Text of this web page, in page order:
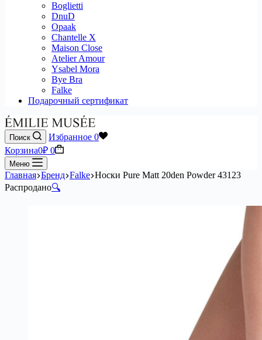
Boglietti
DnuD
Opaak
Chantelle X
Maison Close
Atelier Amour
Ysabel Mora
Bye Bra
Falke
Подарочный сертификат
Поиск Избранное 0
Корзина0₽ 0
Меню
Главная Бренд Falke Носки Pure Matt 20den Powder 43123
Распродано🔍